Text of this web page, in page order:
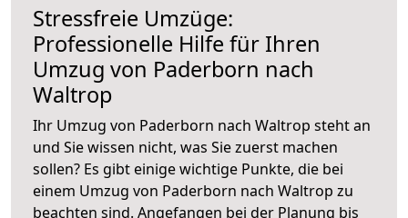
Stressfreie Umzüge:
Professionelle Hilfe für Ihren
Umzug von Paderborn nach
Waltrop
Ihr Umzug von Paderborn nach Waltrop steht an
und Sie wissen nicht, was Sie zuerst machen
sollen? Es gibt einige wichtige Punkte, die bei
einem Umzug von Paderborn nach Waltrop zu
beachten sind. Angefangen bei der Planung bis